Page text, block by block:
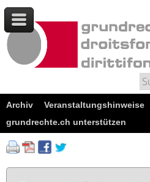
Archiv
Veranstaltungshinweise
grundrechte.ch unterstützen